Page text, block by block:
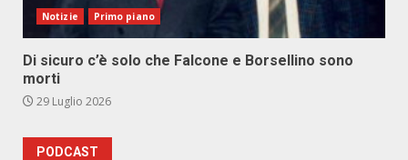
Notizie Primo piano
Di sicuro c’è solo che Falcone e Borsellino sono
morti
29 Luglio 2026
PODCAST